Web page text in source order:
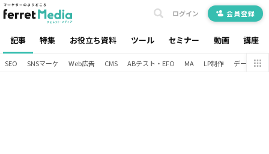
記事 特集 お役立ち資料 ツール セミナー 動画 講座
ログイン 会員登録
SEO SNSマーケ Web広告 CMS ABテスト・EFO MA LP制作 データ分析